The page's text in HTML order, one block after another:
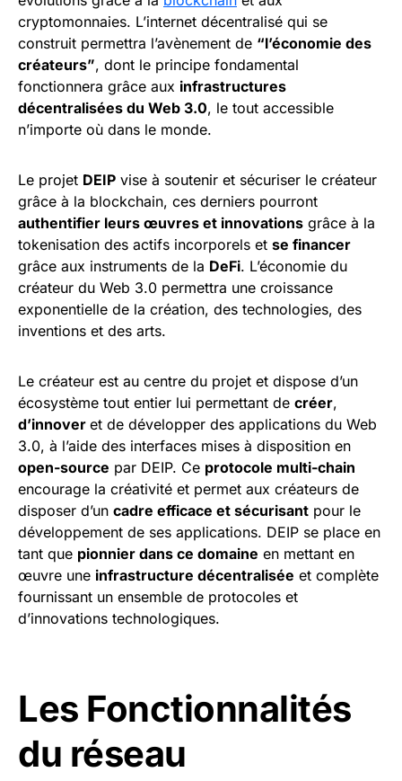
cryptomonnaies. L’internet décentralisé qui se
construit permettra l’avènement de “l’économie des
créateurs”, dont le principe fondamental
fonctionnera grâce aux infrastructures
décentralisées du Web 3.0, le tout accessible
n’importe où dans le monde.
Le projet DEIP vise à soutenir et sécuriser le créateur
grâce à la blockchain, ces derniers pourront
authentifier leurs œuvres et innovations grâce à la
tokenisation des actifs incorporels et se financer
grâce aux instruments de la DeFi. L’économie du
créateur du Web 3.0 permettra une croissance
exponentielle de la création, des technologies, des
inventions et des arts.
Le créateur est au centre du projet et dispose d’un
écosystème tout entier lui permettant de créer,
d’innover et de développer des applications du Web
3.0, à l’aide des interfaces mises à disposition en
open-source par DEIP. Ce protocole multi-chain
encourage la créativité et permet aux créateurs de
disposer d’un cadre efficace et sécurisant pour le
développement de ses applications. DEIP se place en
tant que pionnier dans ce domaine en mettant en
œuvre une infrastructure décentralisée et complète
fournissant un ensemble de protocoles et
d’innovations technologiques.
Les Fonctionnalités
du réseau